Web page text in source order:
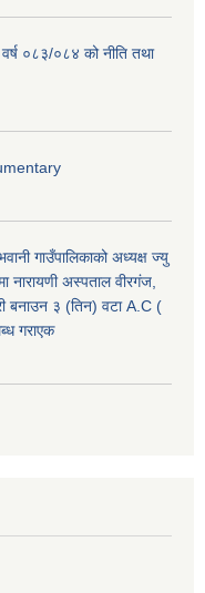
०८३/०८४ को नीति तथा
गाउँपालिकाको अध्यक्ष ज्यु
नारायणी अस्पताल वीरगंज,
बनाउन ३ (तिन) वटा A.C (
गराएक